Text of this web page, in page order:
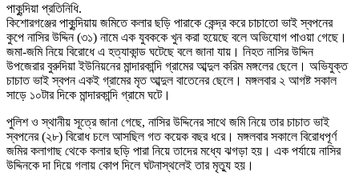
পাকুন্দিয়া প্রতিনিধি.
কিশোরগঞ্জের পাকুন্দিয়ায় জমিতে কলার ছড়ি পারাকে কেন্দ্র করে চাচাতো ভাই স্বপনের
কুপে নাসির উদ্দিন (৩১) নামে এক যুবককে খুন করা হয়েছে বলে অভিযোগ পাওয়া গেছে।
জমা-জমি নিয়ে বিরোধে এ হত্যাকান্ড ঘটেছে বলে জানা যায়। নিহত নাসির উদ্দিন
উপজেরার বুরুদিয়া ইউনিয়নের মান্দারকান্দি গ্রামের আব্দুল করিম মঙ্গলের ছেলে। অভিযুক্ত
চাচাত ভাই স্বপন একই গ্রামের মৃত আব্দুল বাতেনের ছেলে। মঙ্গলবার ২ আগষ্ট সকাল
সাড়ে ১০টার দিকে মান্দারকান্দি গ্রামে ঘটে।
পুলিশ ও স্থানীয় সূত্রে জানা গেছে, নাসির উদ্দিনের সাথে জমি নিয়ে তার চাচাত ভাই
স্বপনের (২৮) বিরোধ চলে আসছিল গত কয়েক বছর ধরে। মঙ্গলবার সকালে বিরোধপূর্ণ
জমির কলাগাছ থেকে কলার ছড়ি পারা নিয়ে তাদের মধ্যে ঝগড়া হয়। এক পর্যায়ে নাসির
উদ্দিনকে দা দিয়ে গলায় কোপ দিলে ঘটনাস্থলেই তার মৃত্যু হয়।